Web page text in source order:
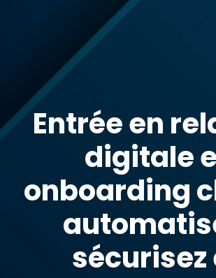
Entrée en
digitale
onboarding
sécurisez